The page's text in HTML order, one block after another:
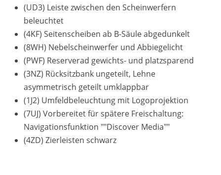
(UD3) Leiste zwischen den Scheinwerfern
beleuchtet
(4KF) Seitenscheiben ab B-Säule abgedunkelt
(8WH) Nebelscheinwerfer und Abbiegelicht
(PWF) Reserverad gewichts- und platzsparend
(3NZ) Rücksitzbank ungeteilt, Lehne
asymmetrisch geteilt umklappbar
(1J2) Umfeldbeleuchtung mit Logoprojektion
(7UJ) Vorbereitet für spätere Freischaltung:
Navigationsfunktion ""Discover Media""
(4ZD) Zierleisten schwarz